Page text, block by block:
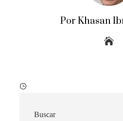
Por Khasan
Buscar